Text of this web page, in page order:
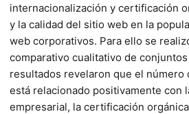
internacionalización y certificación
y la calidad del sitio web en la
web corporativos. Para ello se
comparativo cualitativo de
resultados revelaron que el número
está relacionado positivamente con
empresarial, la certificación